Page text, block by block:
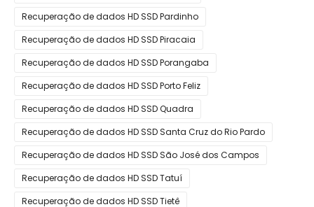
Recuperação de dados HD SSD Pardinho
Recuperação de dados HD SSD Piracaia
Recuperação de dados HD SSD Porangaba
Recuperação de dados HD SSD Porto Feliz
Recuperação de dados HD SSD Quadra
Recuperação de dados HD SSD Santa Cruz do Rio Pardo
Recuperação de dados HD SSD São José dos Campos
Recuperação de dados HD SSD Tatuí
Recuperação de dados HD SSD Tietê